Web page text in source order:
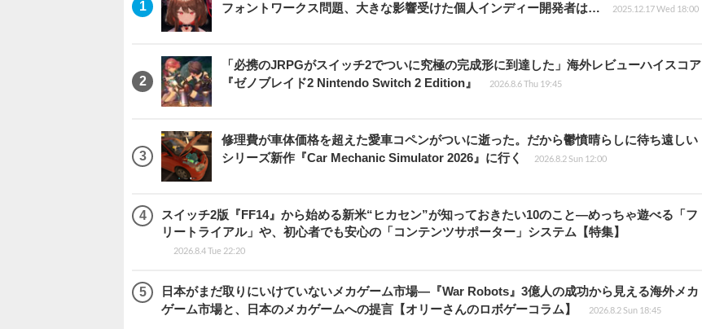
フォントワークス問題、大きな影響受けた個人インディー開発者は…
2025.12.17 Wed 18:00
「必携のJRPGがスイッチ2でついに究極の完成形に到達した」海外レビューハイスコア
『ゼノブレイド2 Nintendo Switch 2 Edition』
2026.8.6 Thu 19:45
修理費が車体価格を超えた愛車コペンがついに逝った。だから鬱憤晴らしに待ち遠しい
シリーズ新作『Car Mechanic Simulator 2026』に行く
2026.8.2 Sun 12:00
スイッチ2版『FF14』から始める新米“ヒカセン”が知っておきたい10のこと―めっちゃ遊べる「フ
リートライアル」や、初心者でも安心の「コンテンツサポーター」システム【特集】
2026.8.4 Tue 22:20
日本がまだ取りにいけていないメカゲーム市場―『War Robots』3億人の成功から見える海外メカ
ゲーム市場と、日本のメカゲームへの提言【オリーさんのロボゲーコラム】
2026.8.2 Sun 18:45